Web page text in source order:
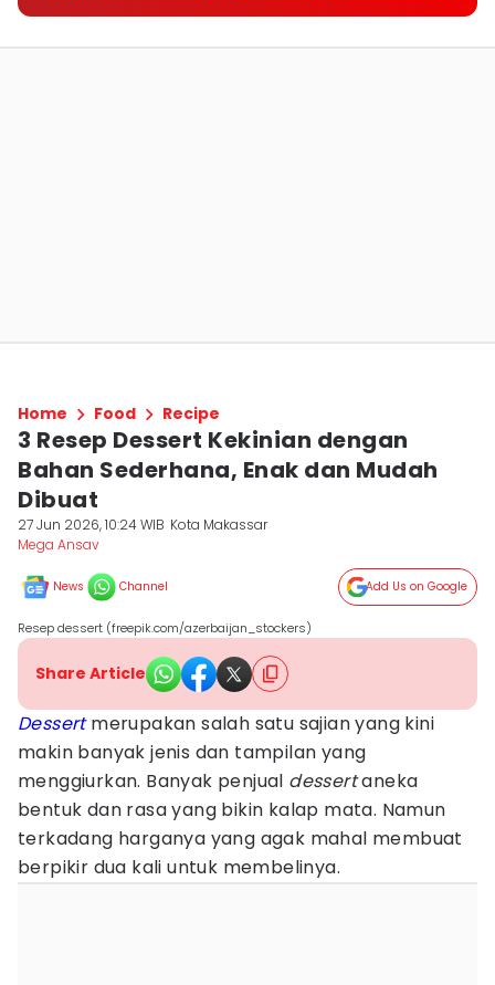
Home Food Recipe
3 Resep Dessert Kekinian dengan
Bahan Sederhana, Enak dan Mudah
Dibuat
27 Jun 2026, 10:24 WIB Kota Makassar
Mega Ansav
News Channel Add Us on Google
Resep dessert (freepik.com/azerbaijan_stockers)
Share Article
Dessertmerupakan salah satu sajian yang kini
makin banyak jenis dan tampilan yang
menggiurkan. Banyak penjual dessertaneka
bentuk dan rasa yang bikin kalap mata. Namun
terkadang harganya yang agak mahal membuat
berpikir dua kali untuk membelinya.